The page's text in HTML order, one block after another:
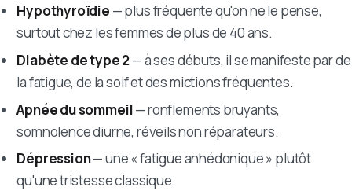
Hypothyroïdie — plus fréquente qu'on ne le pense,
surtout chez les femmes de plus de 40 ans.
Diabète de type 2— à ses débuts, il se manifeste par de
la fatigue, de la soif et des mictions fréquentes.
Apnée du sommeil— ronflements bruyants,
somnolence diurne, réveils non réparateurs.
Dépression— une « fatigue anhédonique » plutôt
qu'une tristesse classique.